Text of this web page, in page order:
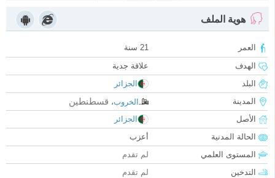
هوية الملف
العمر
21 سنة
الهدف
علاقة جدية
البلد
الجزائر
المدينة
الخروب، قسطنطين
الأصل
الجزائر
الحالة المدنية
أعزب
المستوى العلمي
لم تقدم
التدخين
لم تقدم